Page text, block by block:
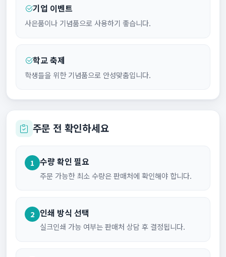
기업 이벤트
사은품이나 기념품으로 사용하기 좋습니다.
학교 축제
학생들을 위한 기념품으로 안성맞춤입니다.
주문 전 확인하세요
1 수량 확인 필요
주문 가능한 최소 수량은 판매처에 확인해야 합니다.
2 인쇄 방식 선택
실크인쇄 가능 여부는 판매처 상담 후 결정됩니다.